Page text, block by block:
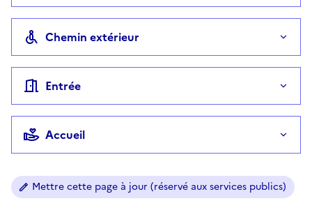
Chemin extérieur
Entrée
Accueil
Mettre cette page à jour (réservé aux services publics)